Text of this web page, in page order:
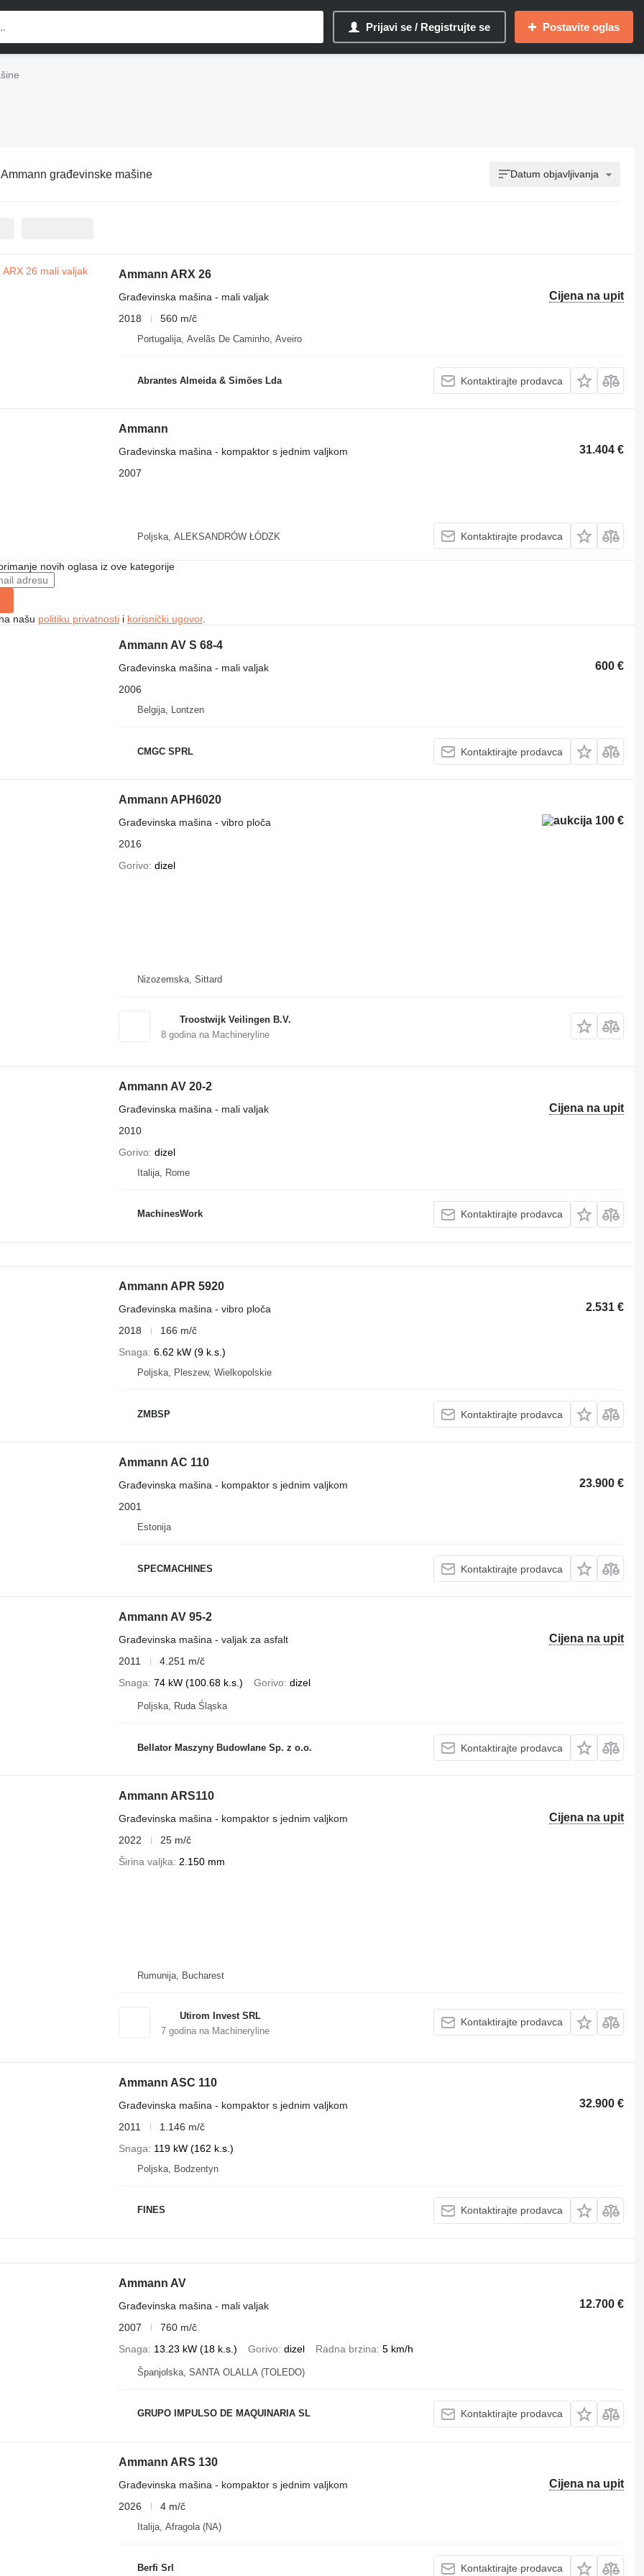
Prijavi se / Registrujte se Postavite oglas
Ammann građevinske mašine Datum objavljivanja
Ammann ARX 26
Cijena na upit
Građevinska mašina - mali valjak
2018
560 m/č
Portugalija, Avelãs De Caminho, Aveiro
Abrantes Almeida & Simões Lda Kontaktirajte prodavca
Ammann
31.404 €
Građevinska mašina - kompaktor s jednim valjkom
2007
Poljska, ALEKSANDRÓW ŁÓDZK Kontaktirajte prodavca
novih oglasa iz ove kategorije
našu politiku privatnostii korisnički ugovor.
Ammann AV S 68-4
600 €
Građevinska mašina - mali valjak
2006
Belgija, Lontzen
CMGC SPRL Kontaktirajte prodavca
Ammann APH6020
100 €
Građevinska mašina - vibro ploča
2016
Gorivo dizel
Nizozemska, Sittard
Troostwijk Veilingen B.V.
8godina na Machineryline
Ammann AV 20-2
Cijena na upit
Građevinska mašina - mali valjak
2010
Gorivo dizel
Italija, Rome
MachinesWork Kontaktirajte prodavca
Ammann APR 5920
2.531 €
Građevinska mašina - vibro ploča
2018
166 m/č
Snaga 6.62 kW (9 k.s.)
Poljska, Pleszew, Wielkopolskie
ZMBSP Kontaktirajte prodavca
Ammann AC 110
23.900 €
Građevinska mašina - kompaktor s jednim valjkom
2001
Estonija
SPECMACHINES Kontaktirajte prodavca
Ammann AV 95-2
Cijena na upit
Građevinska mašina - valjak za asfalt
2011
4.251 m/č
Snaga 74 kW (100.68 k.s.) Gorivo dizel
Poljska, Ruda Śląska
Bellator Maszyny Budowlane Sp. z o.o. Kontaktirajte prodavca
Ammann ARS110
Cijena na upit
Građevinska mašina - kompaktor s jednim valjkom
2022
25 m/č
Širina valjka 2.150 mm
Rumunija, Bucharest
Utirom Invest SRL
7godina na Machineryline
Kontaktirajte prodavca
Ammann ASC 110
32.900 €
Građevinska mašina - kompaktor s jednim valjkom
2011
1.146 m/č
Snaga
119 kW (162 k.s.)
Poljska, Bodzentyn
FINES Kontaktirajte prodavca
Ammann AV
12.700 €
Građevinska mašina - mali valjak
2007
760 m/č
Snaga
13.23 kW (18 k.s.) Gorivo dizel Radna brzina 5 km/h
Španjolska, SANTA OLALLA (TOLEDO)
GRUPO IMPULSO DE MAQUINARIA SL Kontaktirajte prodavca
Ammann ARS 130
Cijena na upit
Građevinska mašina - kompaktor s jednim valjkom
2026
4 m/č
Italija, Afragola (NA)
Berfi Srl Kontaktirajte prodavca